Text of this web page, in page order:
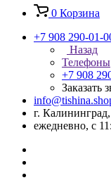
0 Корзина
+7 908 290-01-
Назад
Телефоны
+7 908
Заказать
г.
ежедневно, с